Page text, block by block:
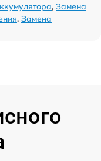
, Замена
, Замена